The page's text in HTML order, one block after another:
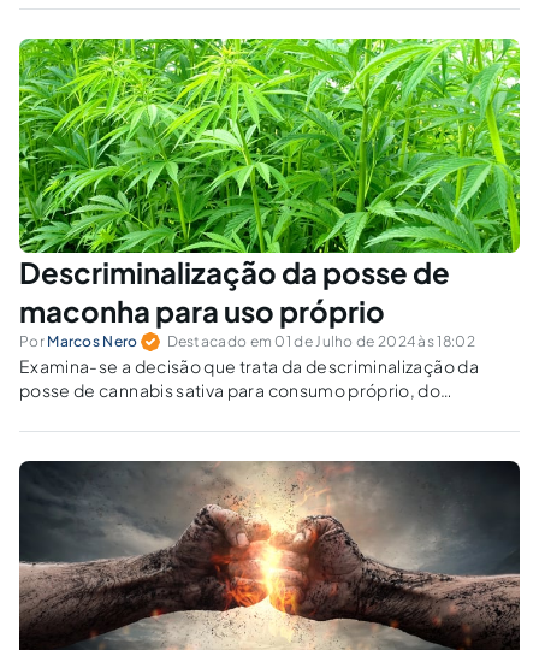
traficantes, milícias e facções, não está apto a se debruçar
sobre a questão.
Descriminalização da posse de
maconha para uso próprio
Por Marcos Nero Destacado em 01 de Julho de 2024 às 18:02
Examina-se a decisão que trata da descriminalização da
posse de cannabis sativa para consumo próprio, do
o caso, e da fixação de parâmetros para classificação de
usuário de drogas.